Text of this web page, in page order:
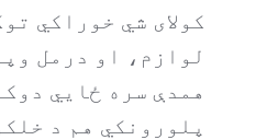
کولای شي خوراکي
لوازم، او درمل
همدې سره ځایي
پلورونکي هم د